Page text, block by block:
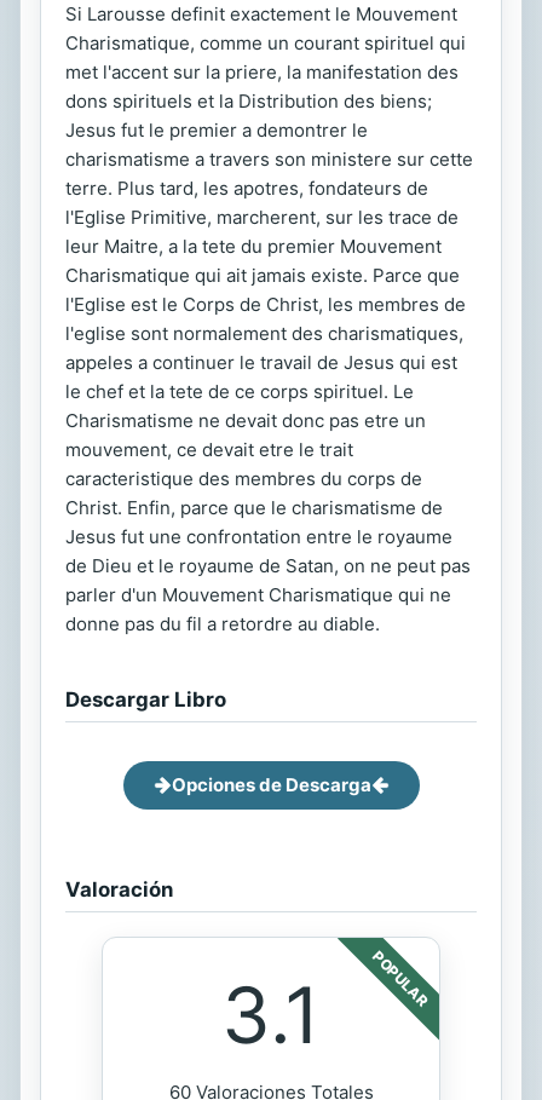
Si Larousse definit exactement le Mouvement
Charismatique, comme un courant spirituel qui
met l'accent sur la priere, la manifestation des
dons spirituels et la Distribution des biens;
Jesus fut le premier a demontrer le
charismatisme a travers son ministere sur cette
terre. Plus tard, les apotres, fondateurs de
l'Eglise Primitive, marcherent, sur les trace de
leur Maitre, a la tete du premier Mouvement
Charismatique qui ait jamais existe. Parce que
l'Eglise est le Corps de Christ, les membres de
l'eglise sont normalement des charismatiques,
appeles a continuer le travail de Jesus qui est
le chef et la tete de ce corps spirituel. Le
Charismatisme ne devait donc pas etre un
mouvement, ce devait etre le trait
caracteristique des membres du corps de
Christ. Enfin, parce que le charismatisme de
Jesus fut une confrontation entre le royaume
de Dieu et le royaume de Satan, on ne peut pas
parler d'un Mouvement Charismatique qui ne
donne pas du fil a retordre au diable.
Descargar Libro
Opciones de Descarga
Valoración
POPULAR
3.1
60 Valoraciones Totales